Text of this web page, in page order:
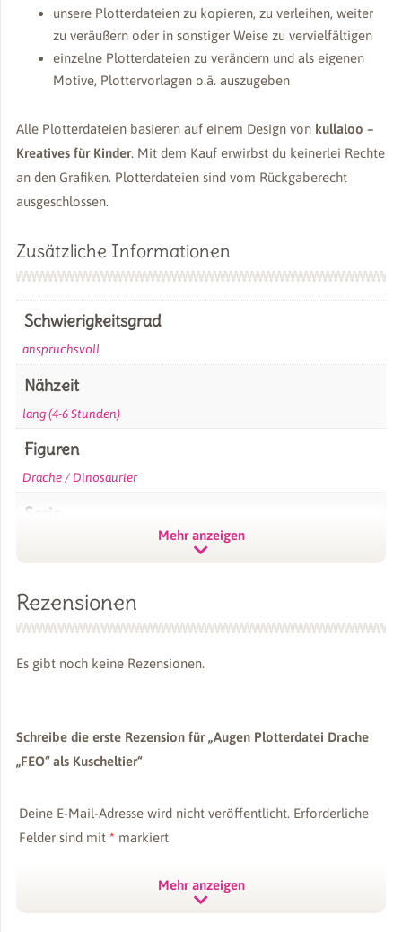
unsere Plotterdateien zu kopieren, zu verleihen, weiter
zu veräußern oder in sonstiger Weise zu vervielfältigen
einzelne Plotterdateien zu verändern und als eigenen
Motive, Plottervorlagen o.ä. auszugeben
Alle Plotterdateien basieren auf einem Design von kullaloo –
Kreatives für Kinder. Mit dem Kauf erwirbst du keinerlei Rechte
an den Grafiken. Plotterdateien sind vom Rückgaberecht
ausgeschlossen.
Zusätzliche Informationen
Schwierigkeitsgrad
anspruchsvoll
Nähzeit
lang (4-6 Stunden)
Figuren
Drache / Dinosaurier
Serie
Mehr anzeigen
Rezensionen
Es gibt noch keine Rezensionen.
Schreibe die erste Rezension für „Augen Plotterdatei Drache
„FEO“ als Kuscheltier“
Deine E-Mail-Adresse wird nicht veröffentlicht. Erforderliche
Felder sind mit * markiert
Mehr anzeigen